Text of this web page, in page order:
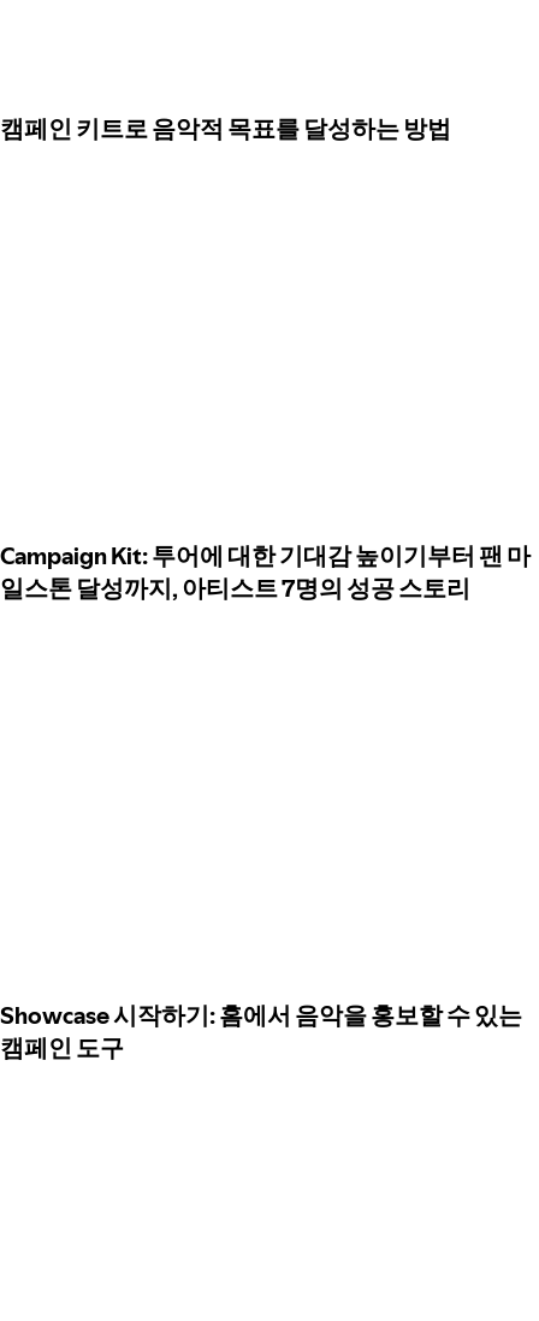
캠페인 키트로 음악적 목표를 달성하는 방법
Campaign Kit: 투어에 대한 기대감 높이기부터 팬 마
일스톤 달성까지, 아티스트 7명의 성공 스토리
Showcase 시작하기: 홈에서 음악을 홍보할 수 있는
캠페인 도구